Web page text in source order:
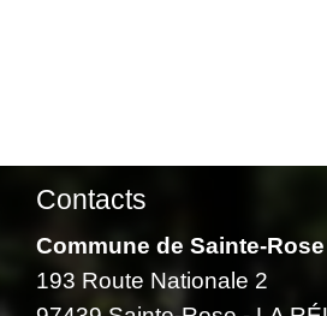
Contacts
Commune de Sainte-Rose
193 Route Nationale 2